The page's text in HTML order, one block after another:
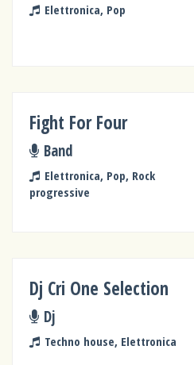
Elettronica, Pop
Fight For Four
Band
Elettronica, Pop, Rock
progressive
Dj Cri One Selection
Dj
Techno house, Elettronica